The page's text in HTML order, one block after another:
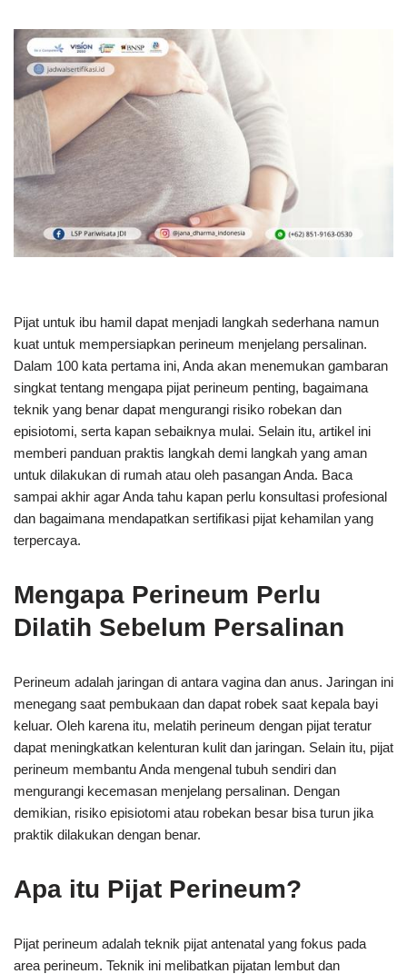
Pijat untuk ibu hamil dapat menjadi langkah sederhana namun
kuat untuk mempersiapkan perineum menjelang persalinan.
Dalam 100 kata pertama ini, Anda akan menemukan gambaran
singkat tentang mengapa pijat perineum penting, bagaimana
teknik yang benar dapat mengurangi risiko robekan dan
episiotomi, serta kapan sebaiknya mulai. Selain itu, artikel ini
memberi panduan praktis langkah demi langkah yang aman
untuk dilakukan di rumah atau oleh pasangan Anda. Baca
sampai akhir agar Anda tahu kapan perlu konsultasi profesional
dan bagaimana mendapatkan sertifikasi pijat kehamilan yang
terpercaya.
Mengapa Perineum Perlu
Dilatih Sebelum Persalinan
Perineum adalah jaringan di antara vagina dan anus. Jaringan ini
menegang saat pembukaan dan dapat robek saat kepala bayi
keluar. Oleh karena itu, melatih perineum dengan pijat teratur
dapat meningkatkan kelenturan kulit dan jaringan. Selain itu, pijat
perineum membantu Anda mengenal tubuh sendiri dan
mengurangi kecemasan menjelang persalinan. Dengan
demikian, risiko episiotomi atau robekan besar bisa turun jika
praktik dilakukan dengan benar.
Apa itu Pijat Perineum?
Pijat perineum adalah teknik pijat antenatal yang fokus pada
area perineum. Teknik ini melibatkan pijatan lembut dan